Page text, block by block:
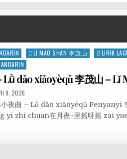
LI MAO SHAN 李茂山 LIRIK
dǎo xiǎoyèqǔ 李茂山 – Lǐ
9, 2026
夜曲 – Lǜ dǎo xiǎoyèqǔ Penyanyi
yi zhi chuan在月夜~里摇呀摇 zai